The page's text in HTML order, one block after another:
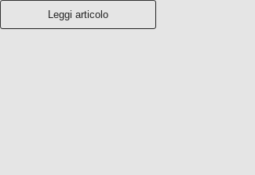
Leggi articolo